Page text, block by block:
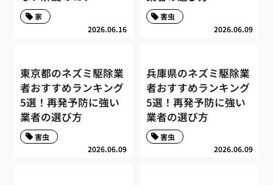
2026.06.16
家
2026.06.09
害虫
東京都のネズミ駆除業
者おすすめランキング
5選！再発予防に強い
業者の選び方
2026.06.09
害虫
兵庫県のネズミ駆除業
者おすすめランキング
5選！再発予防に強い
業者の選び方
2026.06.09
害虫